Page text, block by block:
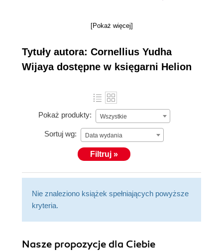
customized machine-learning systems. He is a
through articles, LinkedIn posts, and a well-regarded
newsletter on data trends.
[Pokaż więcej]
Tytuły autora: Cornellius Yudha
Wijaya dostępne w księgarni Helion
Pokaż produkty: Wszystkie
Sortuj wg: Data wydania
Filtruj »
Nie znaleziono książek spełniających powyższe
kryteria.
Nasze propozycje dla Ciebie